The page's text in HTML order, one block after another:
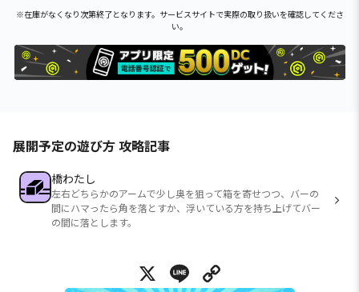
※在庫がなくなり次第終了となります。サービスサイトで実際の取り扱いを確認してくださ
い。
展開予定の遊び方 攻略記事
橋わたし
左右どちらかのアームで少し奥を狙って箱を寄せつつ、バーの
間にハマったら角を落とすか、浮いている方を持ち上げてバー
の間に落とします。
X Line